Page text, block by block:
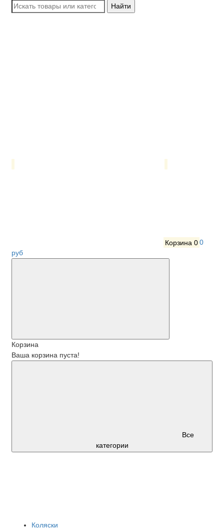
Найти
Корзина 00
руб
Корзина
Ваша корзина пуста!
Все
категории
Коляски